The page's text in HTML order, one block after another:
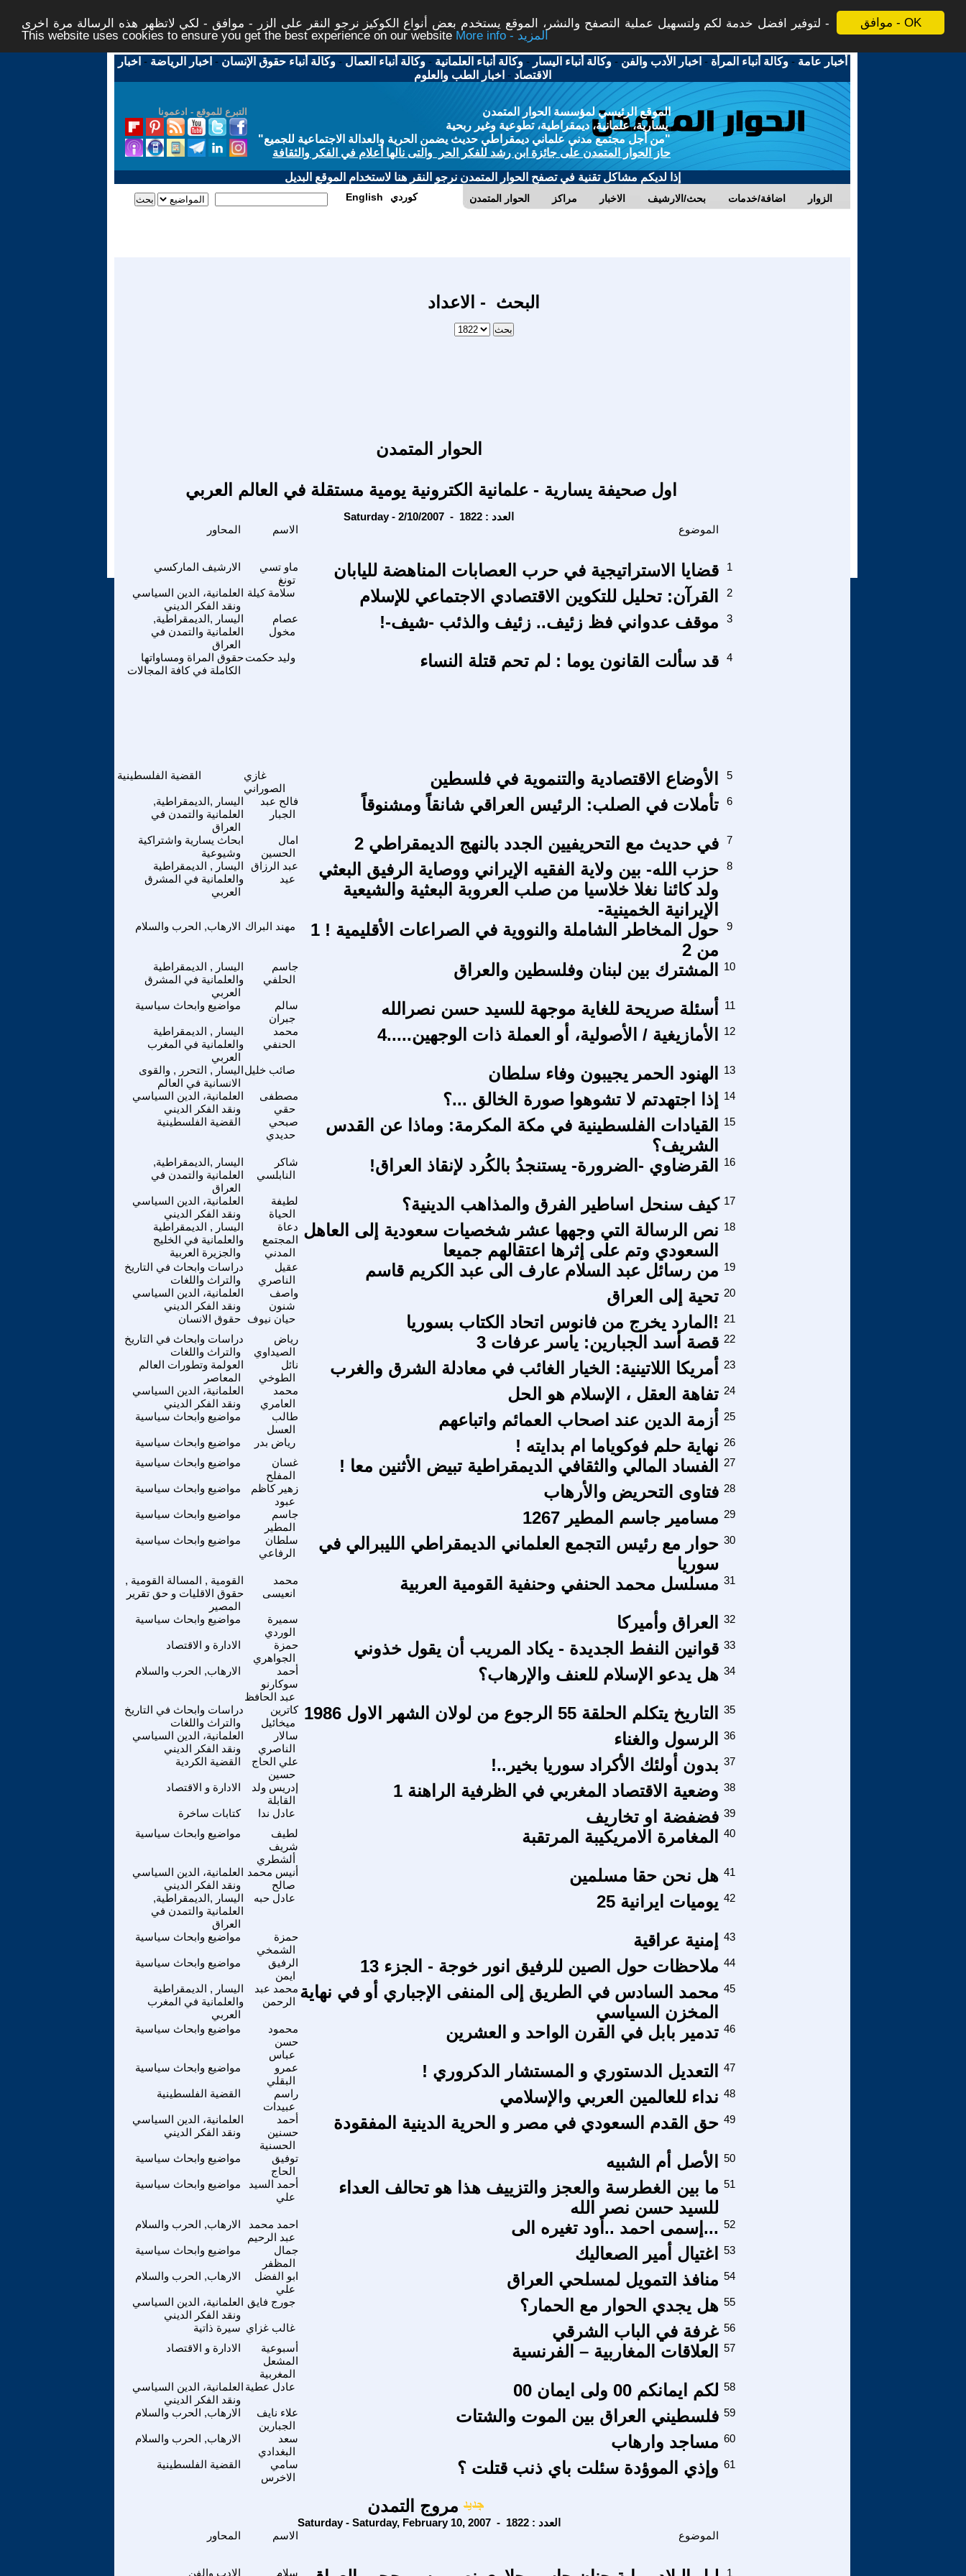
موافق - OK
لتوفير افضل خدمة لكم ولتسهيل عملية التصفح والنشر، الموقع يستخدم بعض أنواع الكوكيز نرجو النقر على الزر - موافق - لكي لاتظهر هذه الرسالة مرة اخرى -
This website uses cookies to ensure you get the best experience on our website
More info - المزيد
أخبار عامة -وكالة أنباء المرأة - اخبار الأدب والفن -وكالة أنباء اليسار -وكالة أنباء العلمانية -وكالة أنباء العمال -وكالة أنباء حقوق الإنسان - اخبار الرياضة - اخبار
الاقتصاد - اخبار الطب والعلوم
التبرع للموقع - ادعمونا
الموقع الرئيسي لمؤسسة الحوار المتمدن
يسارية، علمانية، ديمقراطية، تطوعية وغير ربحية
"من أجل مجتمع مدني علماني ديمقراطي حديث يضمن الحرية والعدالة الاجتماعية للجميع"
حاز الحوار المتمدن على جائزة ابن رشد للفكر الحر والتى نالها أعلام في الفكر والثقافة
إذا لديكم مشاكل تقنية في تصفح الحوار المتمدن نرجو النقر هنا لاستخدام الموقع البديل
الحوار المتمدن مراكز الاخبار بحث/الارشيف اضافة/خدمات الزوار English كوردي
البحث - الاعداد
الحوار المتمدن
اول صحيفة يسارية - علمانية الكترونية يومية مستقلة في العالم العربي
Saturday - 2/10/2007 - العدد : 1822
الاسم الموضوع
الارشيف الماركسي
ماو تسي
تونغ
قضايا الاستراتيجية في حرب العصابات المناهضة لليابان 1
العلمانية، الدين السياسي
ونقد الفكر الديني
سلامة كيلة القرآن: تحليل للتكوين الاقتصادي الاجتماعي للإسلام 2
اليسار ,الديمقراطية,
العلمانية والتمدن في
العراق
عصام
مخول
موقف عدواني فظ زئيف.. زئيف والذئب -شيف-! 3
حقوق المراة ومساواتها
الكاملة في كافة المجالات
وليد حكمت قد سألت القانون يوما : لم تحم قتلة النساء 4
القضية الفلسطينية
غازي
الصوراني
الأوضاع الاقتصادية والتنموية في فلسطين 5
اليسار ,الديمقراطية,
العلمانية والتمدن في
العراق
فالح عبد
الجبار
تأملات في الصلب: الرئيس العراقي شانقاً ومشنوقاً 6
ابحاث يسارية واشتراكية
وشيوعية
امال
الحسين
في حديث مع التحريفيين الجدد بالنهج الديمقراطي 2 7
اليسار , الديمقراطية
والعلمانية في المشرق
العربي
عبد الرزاق
عيد
حزب الله- بين ولاية الفقيه الإيراني ووصاية الرفيق البعثي
ولد كائنا نغلا خلاسيا من صلب العروبة البعثية والشيعية
الإيرانية الخمينية-
8
الارهاب, الحرب والسلام مهند البراك
حول المخاطر الشاملة والنووية في الصراعات الأقليمية ! 1
من 2
9
اليسار , الديمقراطية
والعلمانية في المشرق
العربي
جاسم
الحلفي
المشترك بين لبنان وفلسطين والعراق 10
مواضيع وابحاث سياسية
سالم
جبران
أسئلة صريحة للغاية موجهة للسيد حسن نصرالله 11
اليسار , الديمقراطية
والعلمانية في المغرب
العربي
محمد
الحنفي
الأمازيغية / الأصولية، أو العملة ذات الوجهين.....4 12
اليسار , التحرر , والقوى
الانسانية في العالم
صائب خليل الهنود الحمر يجيبون وفاء سلطان 13
العلمانية، الدين السياسي
ونقد الفكر الديني
مصطفى
حقي
إذا اجتهدتم لا تشوهوا صورة الخالق ...؟ 14
القضية الفلسطينية
صبحي
حديدي
القيادات الفلسطينية في مكة المكرمة: وماذا عن القدس
الشريف؟
15
اليسار ,الديمقراطية,
العلمانية والتمدن في
العراق
شاكر
النابلسي
القرضاوي -الضرورة- يستنجدُ بالكُرد لإنقاذ العراق! 16
العلمانية، الدين السياسي
ونقد الفكر الديني
لطيفة
الحياة
كيف سنحل اساطير الفرق والمذاهب الدينية؟ 17
اليسار , الديمقراطية
والعلمانية في الخليج
والجزيرة العربية
دعاة
المجتمع
المدني
نص الرسالة التي وجهها عشر شخصيات سعودية إلى العاهل
السعودي وتم على إثرها اعتقالهم جميعا
18
دراسات وابحاث في التاريخ
والتراث واللغات
عقيل
الناصري
من رسائل عبد السلام عارف الى عبد الكريم قاسم 19
العلمانية، الدين السياسي
ونقد الفكر الديني
واصف
شنون
تحية إلى العراق 20
حقوق الانسان حيان نيوف !المارد يخرج من فانوس اتحاد الكتاب بسوريا 21
دراسات وابحاث في التاريخ
والتراث واللغات
رياض
الصيداوي
قصة أسد الجبارين: ياسر عرفات 3 22
العولمة وتطورات العالم
المعاصر
نائل
الطوخي
أمريكا اللاتينية: الخيار الغائب في معادلة الشرق والغرب 23
العلمانية، الدين السياسي
ونقد الفكر الديني
محمد
العامري
تفاهة العقل ، الإسلام هو الحل 24
مواضيع وابحاث سياسية
طالب
العسل
أزمة الدين عند اصحاب العمائم واتباعهم 25
مواضيع وابحاث سياسية رياض بدر نهاية حلم فوكوياما ام بدايته ! 26
مواضيع وابحاث سياسية
غسان
المفلح
الفساد المالي والثقافي الديمقراطية تبيض الأثنين معا ! 27
مواضيع وابحاث سياسية
زهير كاظم
عبود
فتاوى التحريض والأرهاب 28
مواضيع وابحاث سياسية
جاسم
المطير
مسامير جاسم المطير 1267 29
مواضيع وابحاث سياسية
سلطان
الرفاعي
حوار مع رئيس التجمع العلماني الديمقراطي الليبرالي في
سوريا
30
القومية , المسالة القومية ,
حقوق الاقليات و حق تقرير
المصير
محمد
انعيسى
مسلسل محمد الحنفي وحنفية القومية العربية 31
مواضيع وابحاث سياسية
سميرة
الوردي
العراق وأميركا 32
الادارة و الاقتصاد
حمزة
الجواهري
قوانين النفط الجديدة - يكاد المريب أن يقول خذوني 33
الارهاب, الحرب والسلام
أحمد
سوكارنو
عبد الحافظ
هل يدعو الإسلام للعنف والإرهاب؟ 34
دراسات وابحاث في التاريخ
والتراث واللغات
كاترين
ميخائيل
التاريخ يتكلم الحلقة 55 الرجوع من لولان الشهر الاول 1986 35
العلمانية، الدين السياسي
ونقد الفكر الديني
سالار
الناصري
الرسول والغناء 36
القضية الكردية
علي الحاج
حسين
بدون أولئك الأكراد سوريا بخير..! 37
الادارة و الاقتصاد
إدريس ولد
القابلة
وضعية الاقتصاد المغربي في الظرفية الراهنة 1 38
كتابات ساخرة عادل ندا فضفضة او تخاريف 39
مواضيع وابحاث سياسية
لطيف
شريف
ألشطري
المغامرة الامريكيبة المرتقبة 40
العلمانية، الدين السياسي
ونقد الفكر الديني
أنيس محمد
صالح
هل نحن حقا مسلمين 41
اليسار ,الديمقراطية,
العلمانية والتمدن في
العراق
عادل حبه يوميات ايرانية 25 42
مواضيع وابحاث سياسية
حمزة
الشمخي
إمنية عراقية 43
مواضيع وابحاث سياسية
الرفيق
ايمن
ملاحظات حول الصين للرفيق انور خوجة - الجزء 13 44
اليسار , الديمقراطية
والعلمانية في المغرب
العربي
محمد عبد
الرحمن محمد السادس في الطريق إلى المنفى الإجباري أو في نهاية
المخزن السياسي
45
مواضيع وابحاث سياسية
محمود
حسن
عباس
تدمير بابل في القرن الواحد و العشرين 46
مواضيع وابحاث سياسية
عمرو
البقلي
التعديل الدستوري و المستشار الدكروري ! 47
القضية الفلسطينية
راسم
عبيدات
نداء للعالمين العربي والإسلامي 48
العلمانية، الدين السياسي
ونقد الفكر الديني
أحمد
حسنين
الحسنية
حق القدم السعودي في مصر و الحرية الدينية المفقودة 49
مواضيع وابحاث سياسية
توفيق
الحاج
الأصل أم الشبيه 50
مواضيع وابحاث سياسية
أحمد السيد
علي
ما بين الغطرسة والعجز والتزييف هذا هو تحالف العداء
للسيد حسن نصر الله
51
الارهاب, الحرب والسلام
احمد محمد
عبد الرحيم
...إسمى احمد ..أود تغيره الى 52
مواضيع وابحاث سياسية
جمال
المظفر
اغتيال أمير الصعاليك 53
الارهاب, الحرب والسلام
ابو الفضل
علي
منافذ التمويل لمسلحي العراق 54
العلمانية، الدين السياسي
ونقد الفكر الديني
جورج فايق هل يجدي الحوار مع الحمار؟ 55
سيرة ذاتية غالب غزاي غرفة في الباب الشرقي 56
الادارة و الاقتصاد
أسبوعية
المشعل
المغربية
العلاقات المغاربية – الفرنسية 57
العلمانية، الدين السياسي
ونقد الفكر الديني
عادل عطية لكم ايمانكم 00 ولى ايمان 00 58
الارهاب, الحرب والسلام
علاء نايف
الجبارين
فلسطيني العراق بين الموت والشتات 59
الارهاب, الحرب والسلام
سعد
البغدادي
مساجد وارهاب 60
القضية الفلسطينية
سامي
الاخرس
وإذي الموؤدة سئلت باي ذنب قتلت ؟ 61
مروج التمدن
Saturday - Saturday, February 10, 2007 - العدد : 1822
الاسم الموضوع
الادب والفن سلام 1